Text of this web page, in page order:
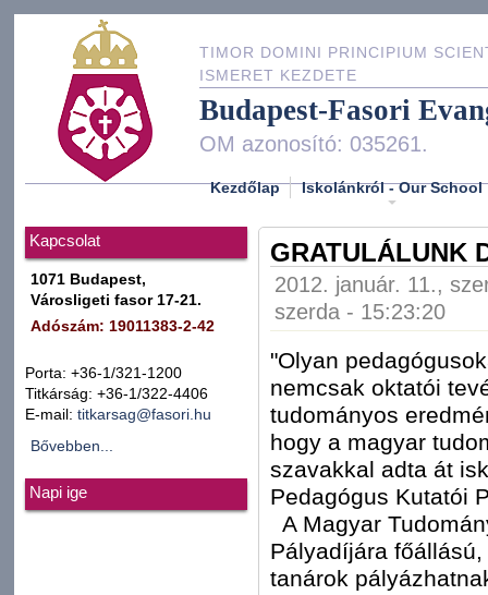
TIMOR DOMINI PRINCIPIUM
ISMERET KEZDETE
Budapest-Fasori
OM azonosító: 035261.
Kezdőlap Iskolánkról - Our School
Kapcsolat
1071 Budapest,
Városligeti fasor 17-21.
Adószám: 19011383-2-42
Porta: +36-1/321-1200
Titkárság: +36-1/322-4406
E-mail: titkarsag@fasori.hu
Bővebben...
Napi ige
GRATULÁLUNK
2012. január. 11.,
szerda - 15:23:20
"Olyan
nemcsak oktatói
tudományos
hogy a magyar
szavakkal adta át
Pedagógus Kutatói
A Magyar
Pályadíjára
tanárok